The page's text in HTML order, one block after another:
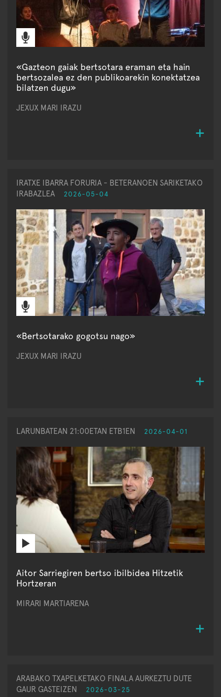
«Gazteon gaiak bertsotara eraman eta hain
bertsozalea ez den publikoarekin konektatzea
bilatzen dugu»
JEXUX MARI IRAZU
IRATXE IBARRA FORURIA - BETERANOEN SARIKETAKO
IRABAZLEA
2026-05-04
«Bertsotarako gogotsu nago»
JEXUX MARI IRAZU
LARUNBATEAN 21:00ETAN ETB1EN 2026-04-01
Aitor Sarriegiren bertso ibilbidea Hitzetik
Hortzeran
MIRARI MARTIARENA
ARABAKO TXAPELKETAKO FINALA AURKEZTU DUTE
GAUR GASTEIZEN
2026-03-25